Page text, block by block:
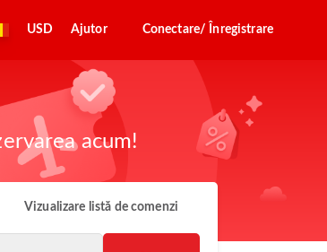
USD Ajutor Conectare/ Înregistrare
acum!
Vizualizare listă de comenzi